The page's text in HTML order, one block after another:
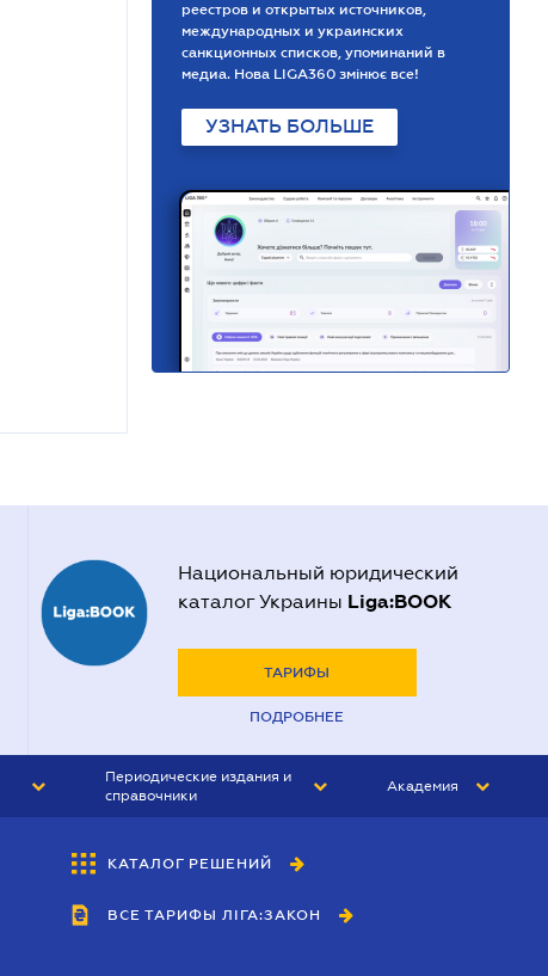
реестров и открытых источников,
международных и украинских
санкционных списков, упоминаний в
медиа. Нова LIGA360 змінює все!
УЗНАТЬ БОЛЬШЕ
Национальный юридический
каталог Украины Liga:BOOK
ТАРИФЫ
ПОДРОБНЕЕ
Периодические издания и
справочники
БУХГАЛТЕР&ЗАКОН
ВЕСТНИК МСФО
Академия
КАТАЛОГ РЕШЕНИЙ
ВСЕ ТАРИФЫ ЛІГА:ЗАКОН